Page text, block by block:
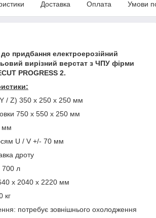
Доставка Оплата Умови
придбання електроерозійний
вирізний верстат з ЧПУ фірми
PROGRESS 2.
/ Z) 350 x 250 x 250 мм
750 x 550 x 250 мм
мм
U / V +/- 70 мм
дроту
700 л
x 2040 x 2220 мм
кг
потребує зовнішнього охолодження